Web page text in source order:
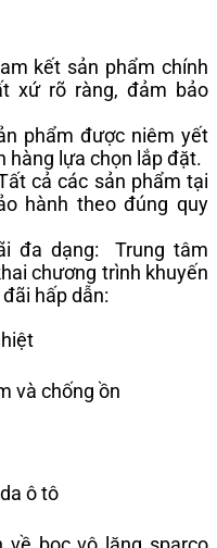
kết sản phẩm chính
xứ rõ ràng, đảm bảo
phẩm được niêm yết
hàng lựa chọn lắp đặt.
cả các sản phẩm tại
hành theo đúng quy
đa dạng: Trung tâm
chương trình khuyến
hấp dẫn:
và chống ồn
ô tô